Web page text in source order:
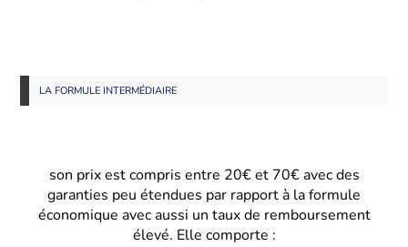
LA FORMULE INTERMÉDIAIRE
son prix est compris entre 20€ et 70€ avec des
garanties peu étendues par rapport à la formule
économique avec aussi un taux de remboursement
élevé. Elle comporte :